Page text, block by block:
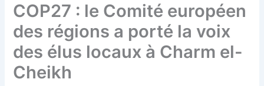
COP27 : le Comité européen
des régions a porté la voix
des élus locaux à Charm el-
Cheikh